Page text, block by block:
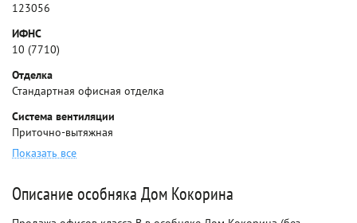
123056
ИФНС
10 (7710)
Отделка
Стандартная офисная отделка
Система вентиляции
Приточно-вытяжная
Показать все
Описание особняка Дом Кокорина